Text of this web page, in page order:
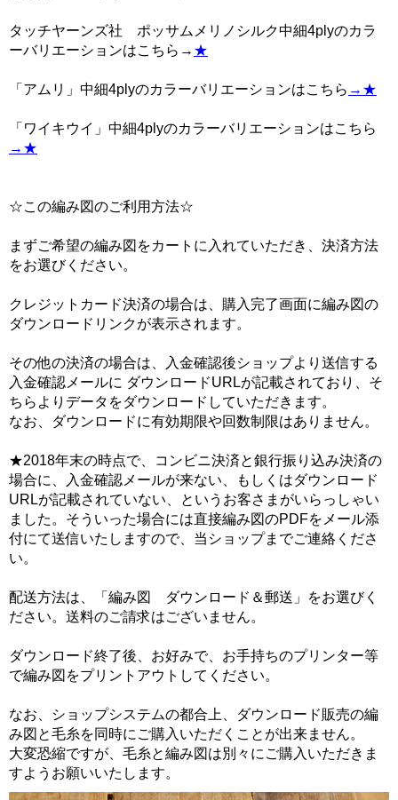
タッチヤーンズ社 ポッサムメリノシルク中細4plyのカラ
ーバリエーションはこちら→ ★
「アムリ」中細4plyのカラーバリエーションはこちら →★
「ワイキウイ」中細4plyのカラーバリエーションはこちら
→★
☆この編み図のご利用方法☆
まずご希望の編み図をカートに入れていただき、決済方法
をお選びください。
クレジットカード決済の場合は、購入完了画面に編み図の
ダウンロードリンクが表示されます。
その他の決済の場合は、入金確認後ショップより送信する
入金確認メールに ダウンロードURLが記載されており、そ
ちらよりデータをダウンロードしていただきます。
なお、ダウンロードに有効期限や回数制限はありません。
★2018年末の時点で、コンビニ決済と銀行振り込み決済の
場合に、入金確認メールが来ない、もしくはダウンロード
URLが記載されていない、というお客さまがいらっしゃい
ました。そういった場合には直接編み図のPDFをメール添
付にて送信いたしますので、当ショップまでご連絡くださ
い。
配送方法は、「編み図 ダウンロード＆郵送」をお選びく
ださい。送料のご請求はございません。
ダウンロード終了後、お好みで、お手持ちのプリンター等
で編み図をプリントアウトしてください。
なお、ショップシステムの都合上、ダウンロード販売の編
み図と毛糸を同時にご購入いただくことが出来ません。
大変恐縮ですが、毛糸と編み図は別々にご購入いただきま
すようお願いいたします。